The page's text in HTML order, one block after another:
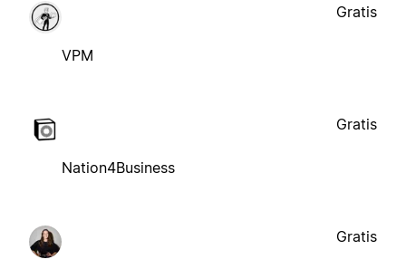
VPM
Gratis
Nation4Business
Gratis
Gratis